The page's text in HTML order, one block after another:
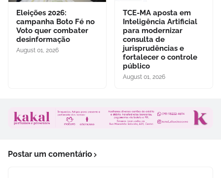
Eleições 2026:
campanha Boto Fé no
Voto quer combater
desinformação
August 01, 2026
TCE-MA aposta em
Inteligência Artificial
para modernizar
consulta de
jurisprudências e
fortalecer o controle
público
August 01, 2026
Postar um comentário